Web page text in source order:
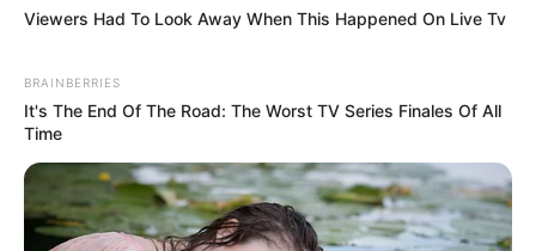
mobilização.
Presidente Kennedy (ES) abre processo
seletivo para Agentes de Saúde e de
Combate às Endemias.
Viewers Had To Look Away When This Happened On Live Tv
BRAINBERRIES
It's The End Of The Road: The Worst TV Series Finales Of All
Time